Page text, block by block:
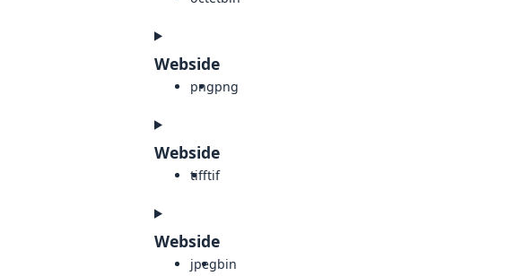
Webside
pngpng
Webside
tifftif
Webside
jpegbin